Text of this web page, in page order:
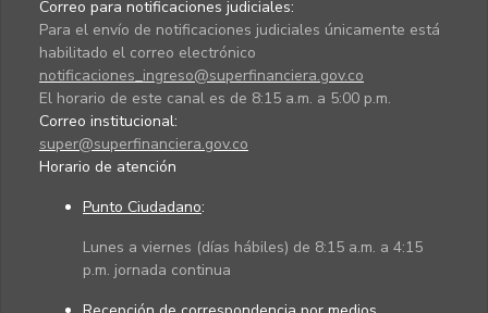
Correo para notificaciones judiciales:
Para el envío de notificaciones judiciales únicamente está
habilitado el correo electrónico
notificaciones_ingreso@superfinanciera.gov.co
El horario de este canal es de 8:15 a.m. a 5:00 p.m.
Correo institucional:
super@superfinanciera.gov.co
Horario de atención
Punto Ciudadano:
Lunes a viernes (días hábiles) de 8:15 a.m. a 4:15
p.m. jornada continua